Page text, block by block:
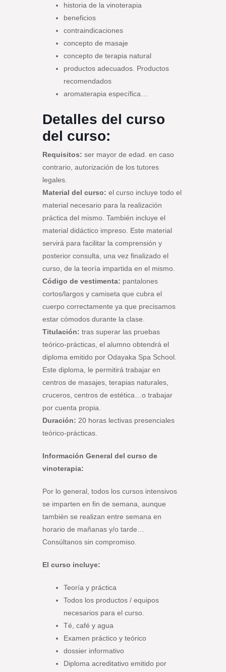
historia de la vinoterapia
beneficios
contraindicaciones
concepto de masaje
concepto de terapia natural
productos adecuados. Productos
recomendados
aromaterapia específica…
Detalles del curso
del curso:
Requisitos: ser mayor de edad. en caso
contrario, autorización de los tutores
legales.
Material del curso: el curso incluye todo el
material necesario para la realización
práctica del mismo. También incluye el
material didáctico impreso. Este material
servirá para facilitar la comprensión y
posterior consulta, una vez finalizado el
curso, de la teoría impartida en el mismo.
Código de vestimenta: pantalones
cortos/largos y camiseta que cubra el
cuerpo correctamente ya que precisamos
estar cómodos durante la clase.
Titulación: tras superar las pruebas
teórico-prácticas, el alumno obtendrá el
diploma emitido por Odayaka Spa School.
Este diploma, le permitirá trabajar en
centros de masajes, terapias naturales,
cruceros, centros de estética…o trabajar
por cuenta propia.
Duración: 20 horas lectivas presenciales
teórico-prácticas.
Información General del curso de
vinoterapia:
Por lo general, todos los cursos intensivos
se imparten en fin de semana, aunque
también se realizan entre semana en
horario de mañanas y/o tarde…
Consúltanos sin compromiso.
El curso incluye:
Teoría y práctica
Todos los productos / equipos
necesarios para el curso.
Té, café y agua
Examen práctico y teórico
dossier informativo
Diploma acreditativo emitido por